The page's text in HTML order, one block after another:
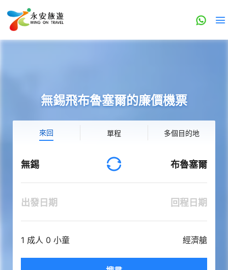
無錫飛布魯塞爾的廉價機票
來回 單程 多個目的地
無錫 布魯塞爾
出發日期 回程日期
1 成人 0 小童 經濟艙